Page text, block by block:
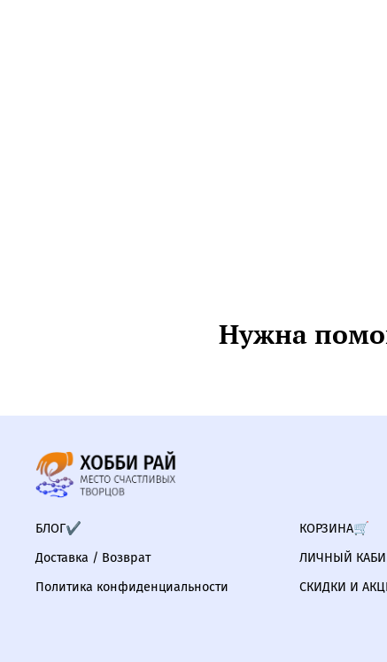
Нужна
БЛОГ✔
Доставка / Возврат
Политика конфиденциальности
КОРЗИНА🛒
ЛИЧНЫЙ
СКИДКИ И